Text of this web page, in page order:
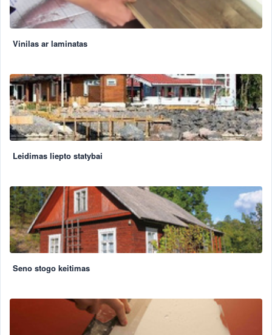
Vinilas ar laminatas
Leidimas liepto statybai
Seno stogo keitimas